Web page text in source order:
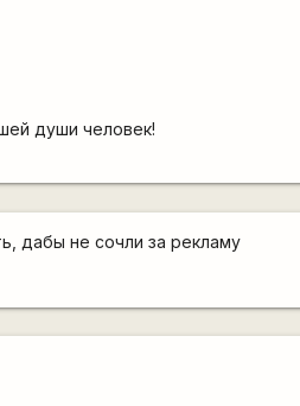
души человек!
дабы не сочли за рекламу